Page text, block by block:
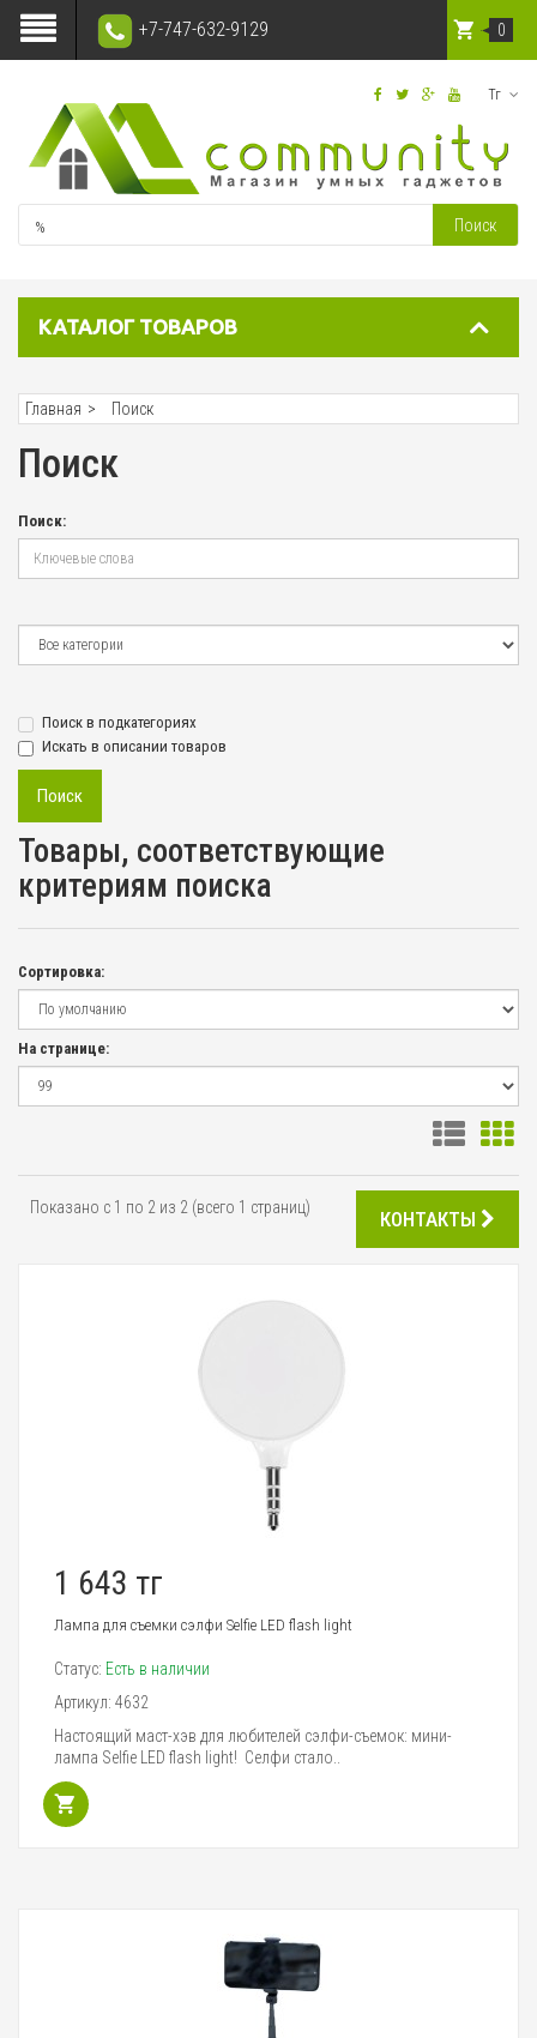
+7-747-632-9129
Тг
Поиск
0
КАТАЛОГ ТОВАРОВ
Главная Поиск
Поиск
Поиск:
Поиск в подкатегориях
Искать в описании товаров
Товары, соответствующие
критериям поиска
Сортировка:
На странице:
Показано с 1 по 2 из 2 (всего 1 страниц) КОНТАКТЫ
1 643 тг
Лампа для съемки сэлфи Selfie LED flash light
Статус: Есть в наличии
Артикул: 4632
Настоящий маст-хэв для любителей сэлфи-съемок: мини-
лампа Selfie LED flash light! Селфи стало..